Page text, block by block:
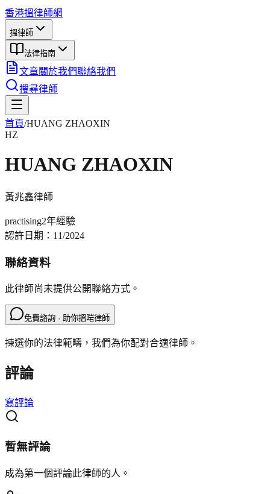
香港搵律師網
搵律師
法律指南
文章關於我們聯絡我們
搜尋律師
首頁/HUANG ZHAOXIN
HZ
HUANG ZHAOXIN
黃兆鑫律師
practising2年經驗
認許日期： 11/2024
聯絡資料
此律師尚未提供公開聯絡方式。
免費諮詢 · 助你搵啱律師
揀選你的法律範疇，我們為你配對合適律師。
評論
寫評論
暫無評論
成為第一個評論此律師的人。